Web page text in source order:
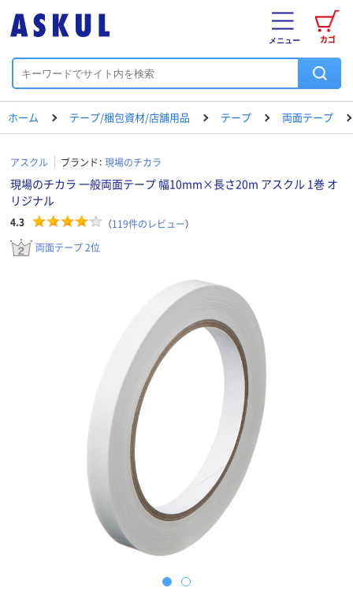
カゴ
メニュー
ホーム テープ/梱包資材/店舗用品 テープ 両面テープ
アスクル ブランド： 現場のチカラ
現場のチカラ 一般両面テープ 幅10mm×長さ20m アスクル 1巻 オ
リジナル
4.3 （119件のレビュー）
両面テープ 2位